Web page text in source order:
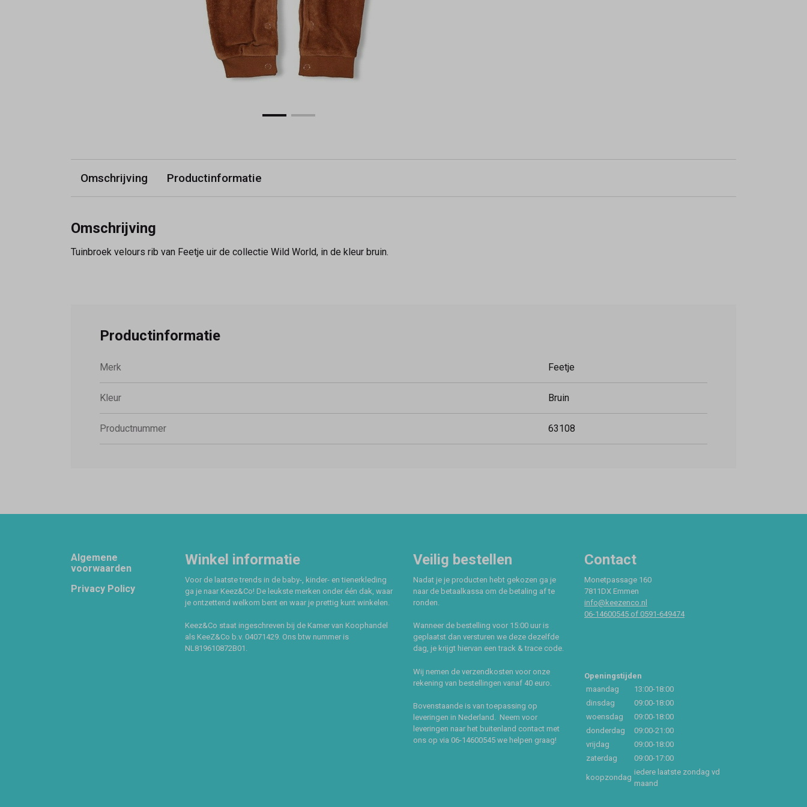
Omschrijving Productinformatie
Omschrijving
Tuinbroek velours rib van Feetje uir de collectie Wild World, in de kleur bruin.
Productinformatie
Merk Feetje
Kleur Bruin
Productnummer 63108
Footer
Algemene
voorwaarden
Privacy Policy
Winkel informatie
Voor de laatste trends in de baby-, kinder- en tienerkleding
ga je naar Keez&Co! De leukste merken onder één dak, waar
je ontzettend welkom bent en waar je prettig kunt winkelen.
Keez&Co staat ingeschreven bij de Kamer van Koophandel
als KeeZ&Co b.v. 04071429. Ons btw nummer is
NL819610872B01.
Veilig bestellen
Nadat je je producten hebt gekozen ga je
naar de betaalkassa om de betaling af te
ronden.
Wanneer de bestelling voor 15:00 uur is
geplaatst dan versturen we deze dezelfde
dag, je krijgt hiervan een track & trace code.
Wij nemen de verzendkosten voor onze
rekening van bestellingen vanaf 40 euro.
Bovenstaande is van toepassing op
leveringen in Nederland. Neem voor
leveringen naar het buitenland contact met
ons op via 06-14600545 we helpen graag!
Contact
Monetpassage 160
7811DX Emmen
info@keezenco.nl
06-14600545 of 0591-649474
Openingstijden
maandag
13:00-18:00
dinsdag
09:00-18:00
woensdag
09:00-18:00
donderdag
09:00-21:00
vrijdag
09:00-18:00
zaterdag
09:00-17:00
koopzondag
iedere laatste zondag vd
maand